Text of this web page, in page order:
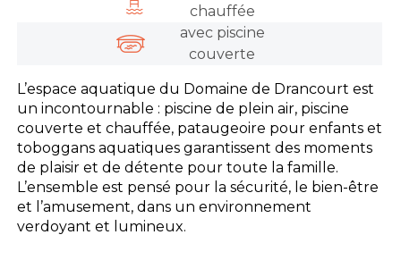
chauffée
avec piscine
couverte
L’espace aquatique du Domaine de Drancourt est
un incontournable : piscine de plein air, piscine
couverte et chauffée, pataugeoire pour enfants et
toboggans aquatiques garantissent des moments
de plaisir et de détente pour toute la famille.
L’ensemble est pensé pour la sécurité, le bien-être
et l’amusement, dans un environnement
verdoyant et lumineux.